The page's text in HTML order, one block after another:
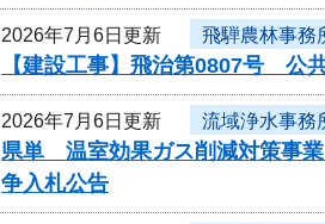
2026年7月6日更新 飛騨農林事務
【建設工事】飛治第0807号 公
2026年7月6日更新 流域浄水事務
県単 温室効果ガス削減対策事
争入札公告